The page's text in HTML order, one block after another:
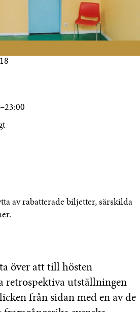
–23:00
av rabatterade biljetter, särskilda
över att till hösten
retrospektiva utställningen
från sidan med en av de